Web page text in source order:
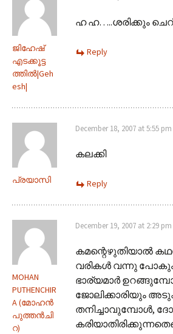
ജിഹേഷ്
എടക്കൂട്ട
ത്തില്‍|Geh
esh|
ഹ ഹ…..ശരിക്കും
Reply
പ്രയാസി
December 18, 2007 at 5:55 pm
കലക്കി
Reply
MOHAN
PUTHENCHIR
A (മോഹന്‍
പുത്തന്‍‌ചി
റ)
December 19, 2007 at 2:29 pm
കമന്റെഴുതിയാല്‍
വരികള്‍ വന്നു
ഭാര്യമാര്‍
ജോലിക്കാരിയും
തനിച്ചാവുമ്പോള്‍,